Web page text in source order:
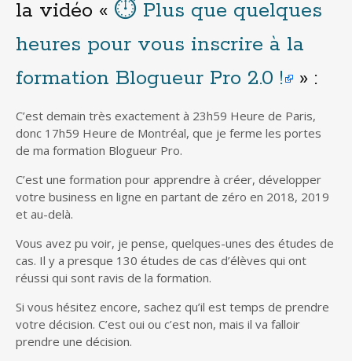
la vidéo « ⏱ Plus que quelques
heures pour vous inscrire à la
formation Blogueur Pro 2.0 !
» :
C’est demain très exactement à 23h59 Heure de Paris,
donc 17h59 Heure de Montréal, que je ferme les portes
de ma formation Blogueur Pro.
C’est une formation pour apprendre à créer, développer
votre business en ligne en partant de zéro en 2018, 2019
et au-delà.
Vous avez pu voir, je pense, quelques-unes des études de
cas. Il y a presque 130 études de cas d’élèves qui ont
réussi qui sont ravis de la formation.
Si vous hésitez encore, sachez qu’il est temps de prendre
votre décision. C’est oui ou c’est non, mais il va falloir
prendre une décision.